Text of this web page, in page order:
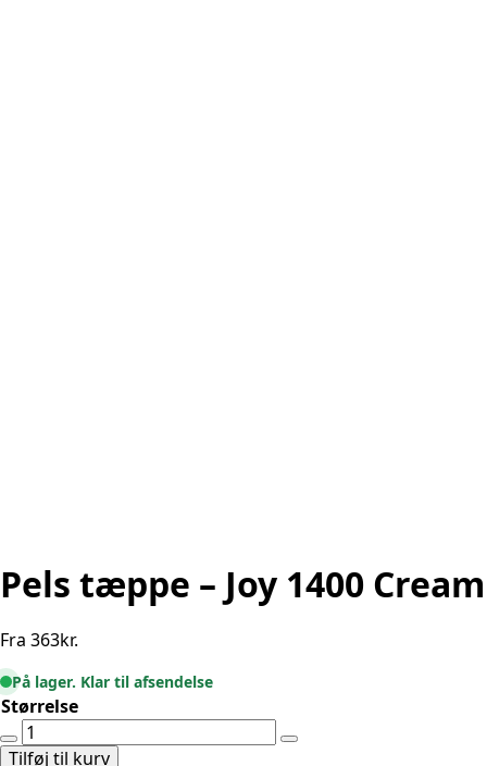
Pels tæppe – Joy 1400 Cream
Fra 363kr.
På lager. Klar til afsendelse
Størrelse
Pels
tæppe
Tilføj til kurv